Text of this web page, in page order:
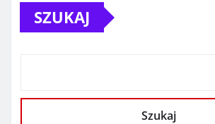
SZUKAJ
Szukaj